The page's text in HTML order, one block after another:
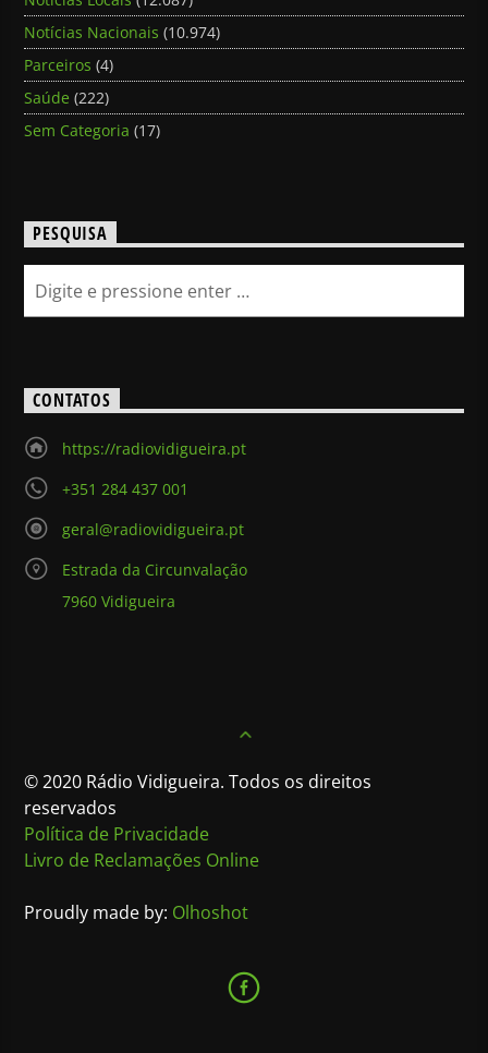
Notícias Nacionais (10.974)
Parceiros (4)
Saúde (222)
Sem Categoria (17)
PESQUISA
CONTATOS
https://radiovidigueira.pt
+351 284 437 001
geral@radiovidigueira.pt
Estrada da Circunvalação
7960 Vidigueira
© 2020 Rádio Vidigueira. Todos os direitos
reservados
Política de Privacidade
Livro de Reclamações Online
Proudly made by: Olhoshot